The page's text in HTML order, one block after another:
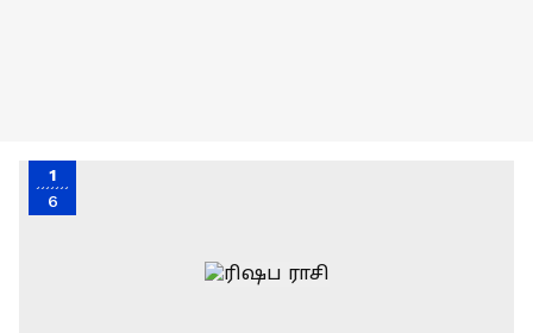
1
6